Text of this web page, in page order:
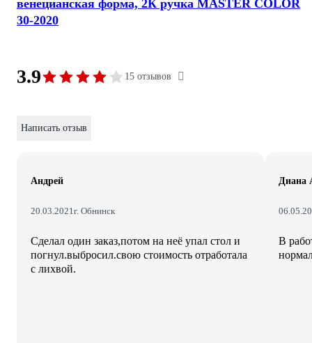
венецианская форма, 2К ручка MASTER COLOR
30-2020
3.9 15 отзывов
Написать отзыв
Андрей
20.03.2021 г. Обнинск
Сделал один заказ,потом на неё упал стол и
погнул.выбросил.свою стоимость отработала
с лихвой.
Диана
В